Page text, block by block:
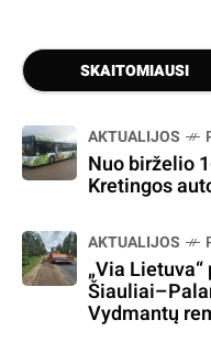
SKAITOMIAUSI
AKTUALIJOS
Nuo birželio
Kretingos
AKTUALIJOS
„Via
Vydmantų